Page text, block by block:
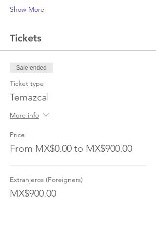
Show More
Tickets
Sale ended
Ticket type
Temazcal
More info
Price
From MX$0.00 to MX$900.00
Extranjeros (Foreigners)
MX$900.00